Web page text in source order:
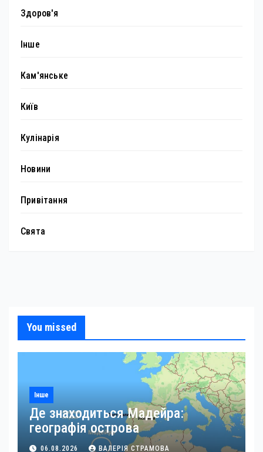
Здоров'я
Інше
Кам'янське
Київ
Кулінарія
Новини
Привітання
Свята
You missed
Інше
Де знаходиться Мадейра:
географія острова
06.08.2026 ВАЛЕРІЯ СТРАМОВА